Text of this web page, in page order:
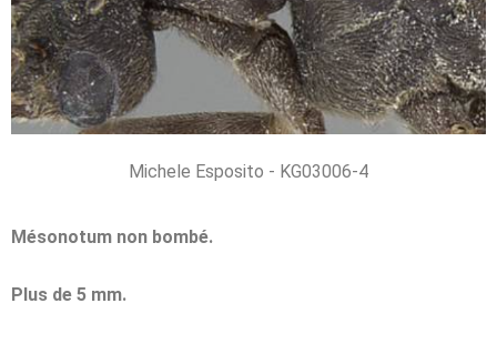
Michele Esposito - KG03006-4
Mésonotum non bombé.
Plus de 5 mm.